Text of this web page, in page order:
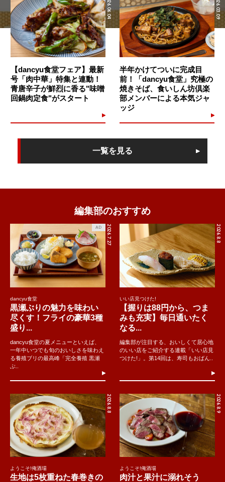
2026.06.04
【dancyu食堂フェア】最新
号「肉中華」特集と連動！
青唐辛子が鮮烈に香る"味噌
回鍋肉定食"がスタート
2026.03.09
半年かけてついに完成目
前！「dancyu食堂」究極の
焼きそば、食いしん坊倶楽
部メンバーによる本気ジャ
ッジ
一覧を見る
編集部のおすすめ
2026.7.27
AD
dancyu食堂
黒瀬ぶりの魅力を味わい
尽くす！フライの豪華3種
盛り...
dancyu食堂の夏メニューといえば、
一年中いつでも旬のおいしさを味わえ
る養殖ブリの最高峰「完全養殖 黒瀬
ぶ..
2026.8.8
いい店見つけた!
【握りは88円から、つま
みも充実】毎日通いたく
なる...
編集部が注目する、おいしくて居心地
のいい店をご紹介する連載「いい店見
つけた!」。第14回は、寿司もおばん..
2026.8.8
ようこそ!俺酒場
生地は5枚重ねた春巻きの
2026.8.9
ようこそ!俺酒場
肉汁と果汁に溺れそう